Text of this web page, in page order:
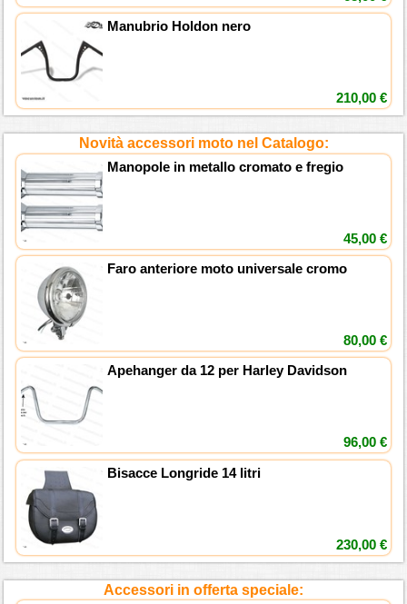
Manubrio Holdon nero
210,00 €
Novità accessori moto nel Catalogo:
Manopole in metallo cromato e fregio
45,00 €
Faro anteriore moto universale cromo
80,00 €
Apehanger da 12 per Harley Davidson
96,00 €
Bisacce Longride 14 litri
230,00 €
Accessori in offerta speciale: